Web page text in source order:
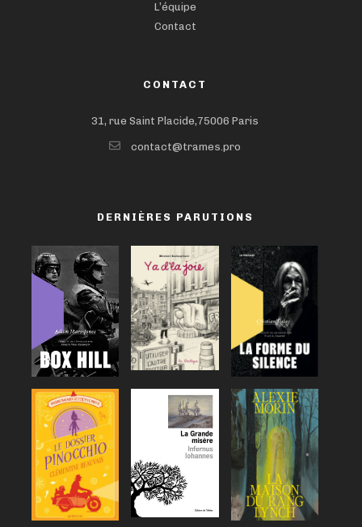
L’équipe
Contact
CONTACT
31, rue Saint Placide,75006 Paris
contact@trames.pro
DERNIÈRES PARUTIONS